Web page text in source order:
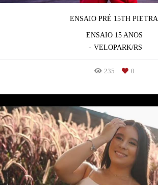
ENSAIO PRÉ 15TH PIETRA
ENSAIO 15 ANOS
VELOPARK/RS
235 0